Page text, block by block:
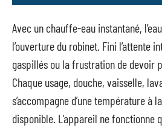
Avec un chauffe-eau instantané,
l’ouverture du robinet. Fini l’attente
gaspillés ou la frustration de devoir
Chaque usage, douche, vaisselle,
s’accompagne d’une température à
disponible. L’appareil ne fonctionne